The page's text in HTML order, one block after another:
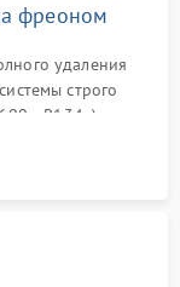
фреоном
удаления
строго
R134a) по
в системе.